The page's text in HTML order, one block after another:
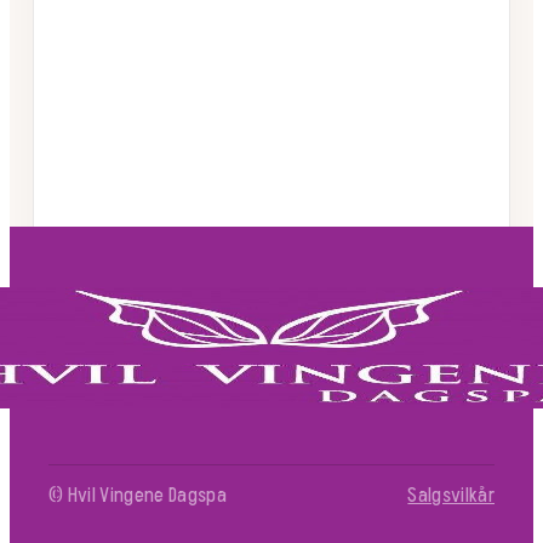
© Hvil Vingene Dagspa Salgsvilkår